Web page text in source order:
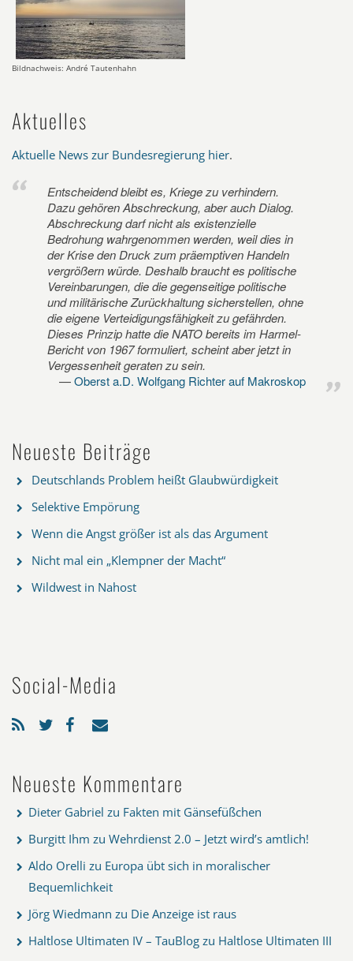
Bildnachweis: André Tautenhahn
Aktuelles
Aktuelle News zur Bundesregierung hier.
Entscheidend bleibt es, Kriege zu verhindern.
Dazu gehören Abschreckung, aber auch Dialog.
Abschreckung darf nicht als existenzielle
Bedrohung wahrgenommen werden, weil dies in
der Krise den Druck zum präemptiven Handeln
vergrößern würde. Deshalb braucht es politische
Vereinbarungen, die die gegenseitige politische
und militärische Zurückhaltung sicherstellen, ohne
die eigene Verteidigungsfähigkeit zu gefährden.
Dieses Prinzip hatte die NATO bereits im Harmel-
Bericht von 1967 formuliert, scheint aber jetzt in
Vergessenheit geraten zu sein.
Oberst a.D. Wolfgang Richter auf Makroskop
Neueste Beiträge
Deutschlands Problem heißt Glaubwürdigkeit
Selektive Empörung
Wenn die Angst größer ist als das Argument
Nicht mal ein „Klempner der Macht“
Wildwest in Nahost
Social-Media
Neueste Kommentare
Dieter Gabriel zu Fakten mit Gänsefüßchen
Burgitt Ihm zu Wehrdienst 2.0 – Jetzt wird’s amtlich!
Aldo Orelli zu Europa übt sich in moralischer
Bequemlichkeit
Jörg Wiedmann zu Die Anzeige ist raus
Haltlose Ultimaten IV – TauBlog zu Haltlose Ultimaten III